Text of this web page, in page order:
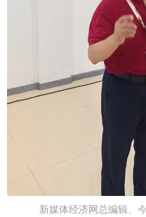
新媒体经济网总编辑、